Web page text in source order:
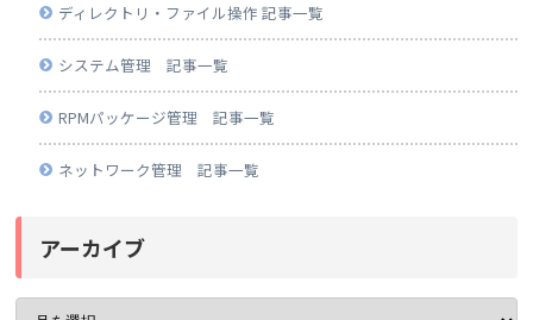
ディレクトリ・ファイル操作 記事一覧
システム管理 記事一覧
RPMパッケージ管理 記事一覧
ネットワーク管理 記事一覧
アーカイブ